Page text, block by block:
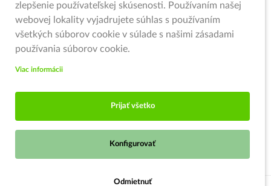
zlepšenie používateľskej skúsenosti. Používaním našej
webovej lokality vyjadrujete súhlas s používaním
všetkých súborov cookie v súlade s našimi zásadami
používania súborov cookie.
Viac informácii
Prijať všetko
Konfigurovať
Odmietnuť